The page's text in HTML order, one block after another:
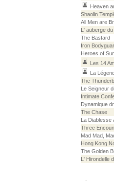
Heaven
Shaolin
All Men are
L' auberge
The Bastard
Iron
Heroes of
Les 14
La
The
Le Seigneur
Intimate
Dynamique
The Chase
La Diablesse
Three
Mad Mad,
Hong Kong
The Golden
L' Hirondelle